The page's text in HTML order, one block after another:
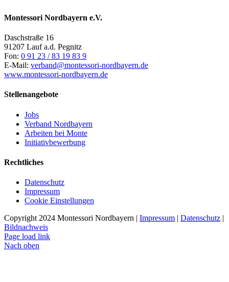
Montessori Nordbayern e.V.
Daschstraße 16
91207 Lauf a.d. Pegnitz
Fon: 0 91 23 / 83 19 83 9
E-Mail: verband@montessori-nordbayern.de
www.montessori-nordbayern.de
Stellenangebote
Jobs
Verband Nordbayern
Arbeiten bei Monte
Initiativbewerbung
Rechtliches
Datenschutz
Impressum
Cookie Einstellungen
Copyright 2024 Montessori Nordbayern | Impressum | Datenschutz |
Bildnachweis
Page load link
Nach oben